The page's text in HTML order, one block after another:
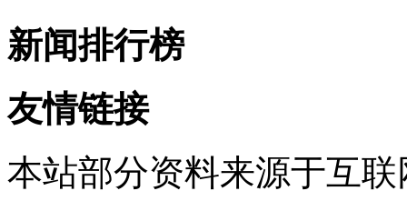
新闻排行榜
友情链接
本站部分资料来源于互